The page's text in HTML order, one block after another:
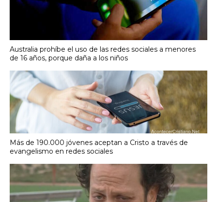
Australia prohíbe el uso de las redes sociales a menores
de 16 años, porque daña a los niños
Más de 190.000 jóvenes aceptan a Cristo a través de
evangelismo en redes sociales